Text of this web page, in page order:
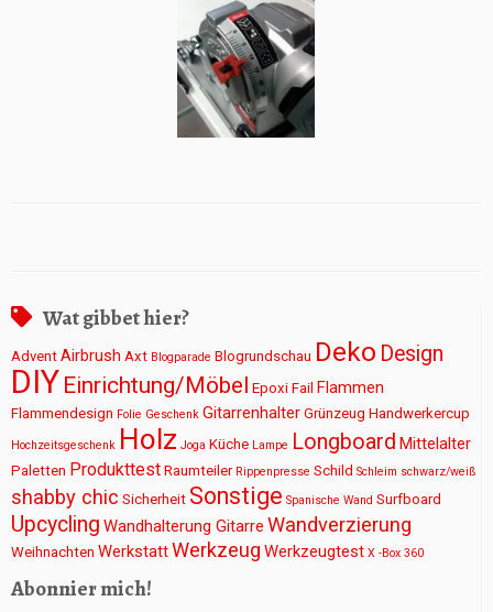
Wat gibbet hier?
Advent Airbrush Axt Blogparade Blogrundschau Deko Design
DIY Einrichtung/Möbel Epoxi Fail Flammen
Flammendesign Folie Geschenk Gitarrenhalter Grünzeug Handwerkercup
Hochzeitsgeschenk Holz Joga Küche Lampe Longboard Mittelalter
Paletten Produkttest Raumteiler Rippenpresse Schild Schleim schwarz/weiß
shabby chic Sicherheit Sonstige Spanische Wand Surfboard
Upcycling Wandhalterung Gitarre Wandverzierung
Weihnachten WerkstattWerkzeug Werkzeugtest X -Box 360
Abonnier mich!